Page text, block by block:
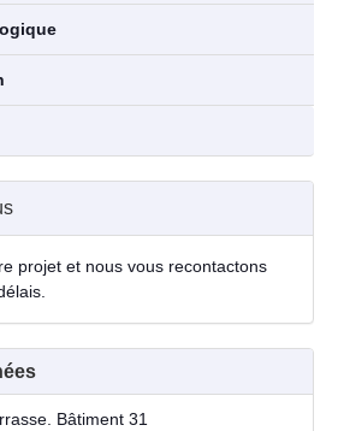
projet et nous vous recontactons
Bâtiment 31